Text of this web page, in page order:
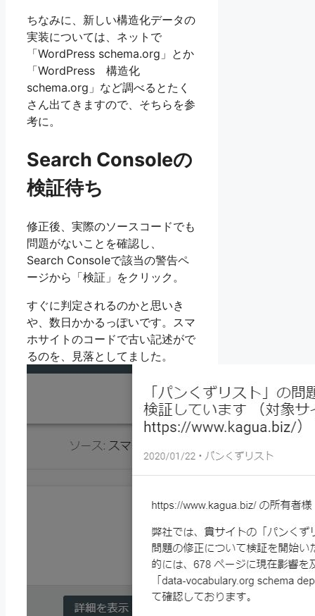
ちなみに、新しい構造化データの
実装については、ネットで
「WordPress schema.org」とか
「WordPress 構造化
schema.org」など調べるとたく
さん出てきますので、そちらを参
考に。
Search Consoleの
検証待ち
修正後、実際のソースコードでも
問題がないことを確認し、
Search Consoleで該当の警告ペ
ージから「検証」をクリック。
すぐに判定されるのかと思いき
や、数日かかるっぽいです。スマ
ホサイトのコードで古い記述がで
るのを、見落としてました。